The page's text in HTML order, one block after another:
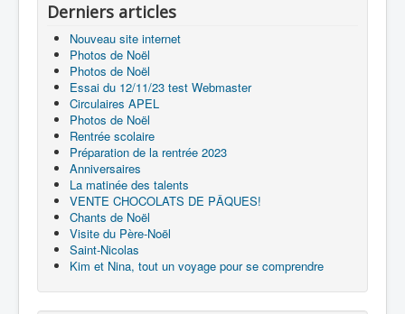
Derniers articles
Nouveau site internet
Photos de Noël
Photos de Noël
Essai du 12/11/23 test Webmaster
Circulaires APEL
Photos de Noël
Rentrée scolaire
Préparation de la rentrée 2023
Anniversaires
La matinée des talents
VENTE CHOCOLATS DE PÂQUES!
Chants de Noël
Visite du Père-Noël
Saint-Nicolas
Kim et Nina, tout un voyage pour se comprendre